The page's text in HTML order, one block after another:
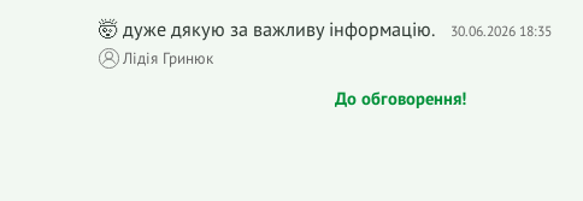
🤯 дуже дякую за важливу інформацію. 30.06.2026 18:35
Лідія Гринюк
До обговорення!